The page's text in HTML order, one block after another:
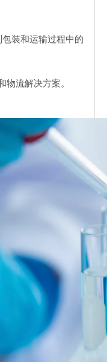
装和运输过程中的
流解决方案。